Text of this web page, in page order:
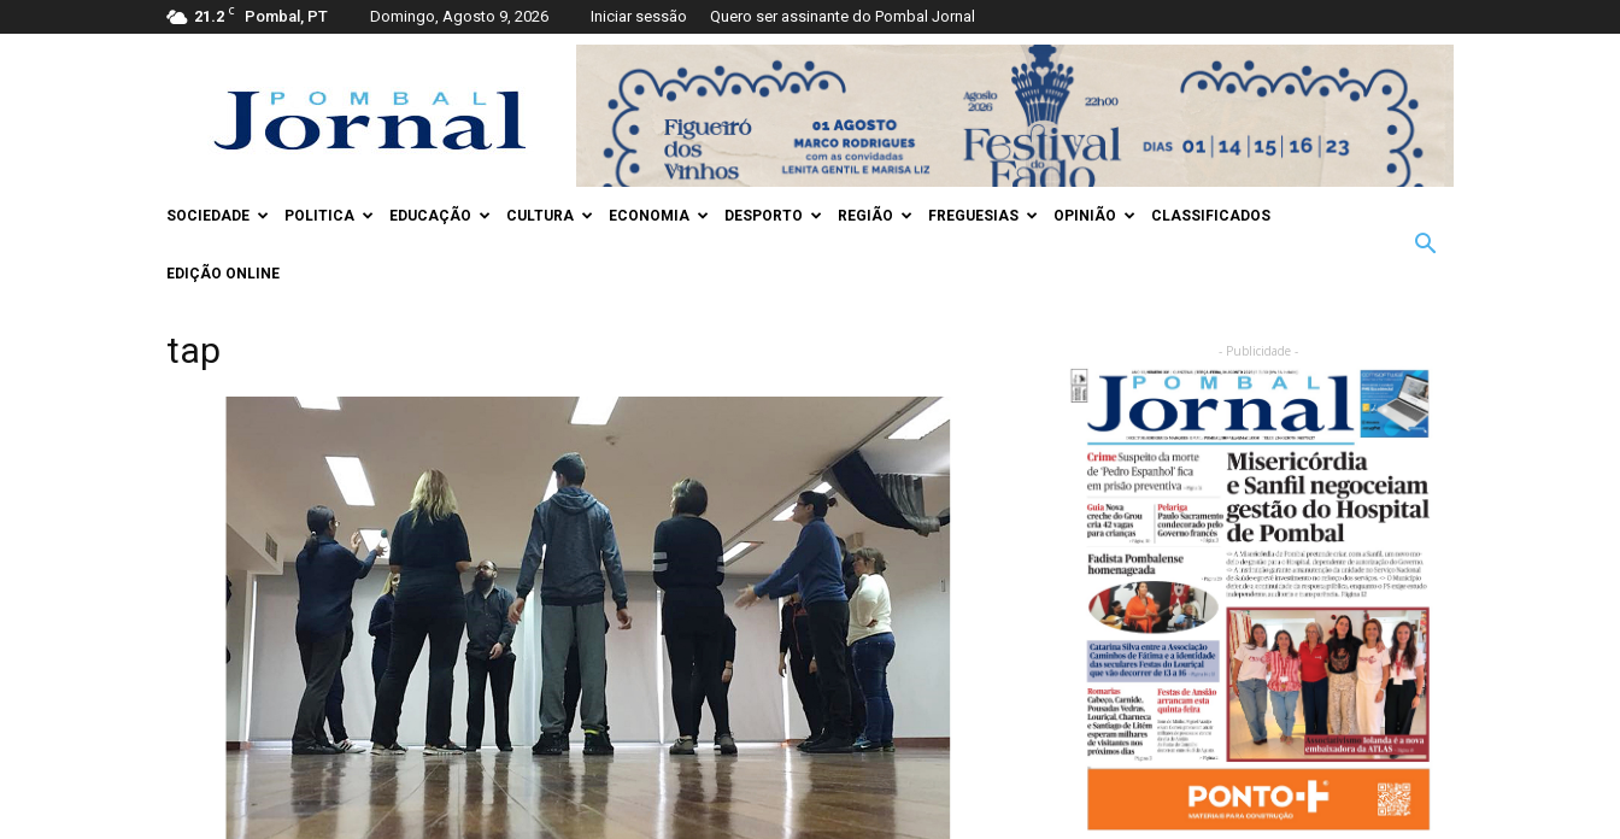
21.2 C Pombal, PT Domingo, Agosto 9, 2026 Iniciar sessão Quero ser assinante do Pombal Jornal
Jornal
SOCIEDADE POLITICA EDUCAÇÃO CULTURA ECONOMIA DESPORTO REGIÃO FREGUESIAS OPINIÃO CLASSIFICADOS
EDIÇÃO ONLINE
tap - Publicidade -